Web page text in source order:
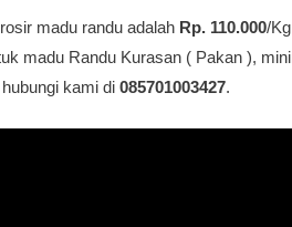
madu randu adalah Rp. 110.000/
madu Randu Kurasan ( Pakan ),
kami di085701003427.